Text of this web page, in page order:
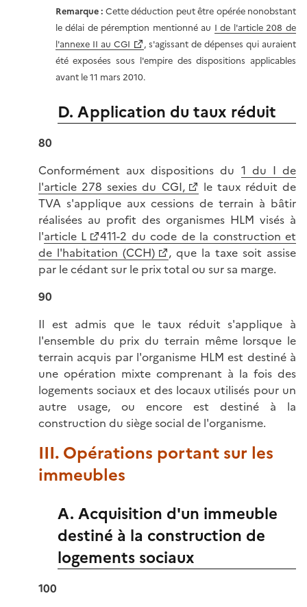
Remarque: Cette déduction peut être opérée nonobstant
le délai de péremption mentionné au I de l'article 208 de
l'annexe II au CGI
, s'agissant de dépenses qui auraient
été exposées sous l'empire des dispositions applicables
avant le 11 mars 2010.
D. Application du taux réduit
80
Conformément aux dispositions du 1 du I de
l'article 278 sexies du CGI,
le taux réduit de
TVA s'applique aux cessions de terrain à bâtir
réalisées au profit des organismes HLM visés à
l'article L
411-2 du code de la construction et
de l'habitation (CCH)
, que la taxe soit assise
par le cédant sur le prix total ou sur sa marge.
90
Il est admis que le taux réduit s'applique à
l'ensemble du prix du terrain même lorsque le
terrain acquis par l'organisme HLM est destiné à
une opération mixte comprenant à la fois des
logements sociaux et des locaux utilisés pour un
autre usage, ou encore est destiné à la
construction du siège social de l'organisme.
III. Opérations portant sur les
immeubles
A. Acquisition d'un immeuble
destiné à la construction de
logements sociaux
100